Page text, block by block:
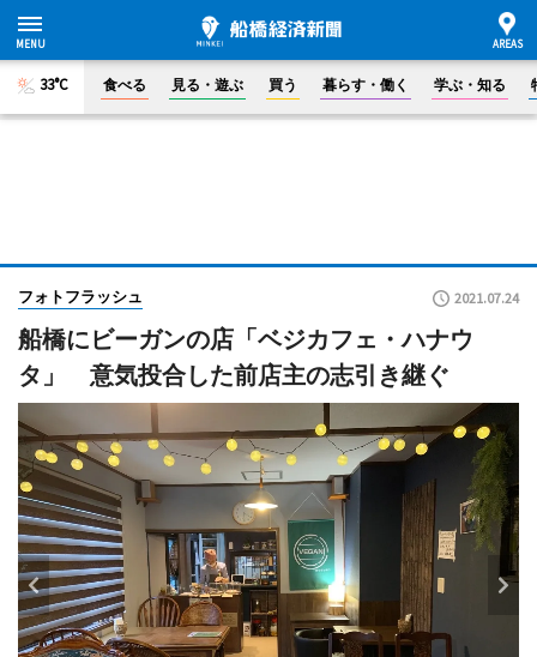
33°C 食べる 見る・遊ぶ 買う 暮らす・働く 学ぶ・知る
フォトフラッシュ 2021.07.24
船橋にビーガンの店「ベジカフェ・ハナウ
タ」 意気投合した前店主の志引き継ぐ